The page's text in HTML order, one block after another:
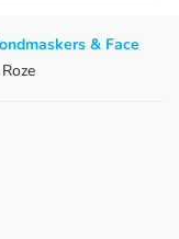
& Face